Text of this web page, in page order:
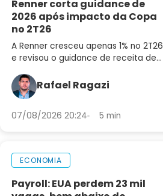
Renner corta guidance de
2026 após impacto da Copa
no 2T26
A Renner cresceu apenas 1% no 2T26
e revisou o guidance de receita de
do balanço e as perspectivas para
LREN3
Rafael Ragazi
07/08/2026 20:24 5 min
ECONOMIA
Payroll: EUA perdem 23 mil